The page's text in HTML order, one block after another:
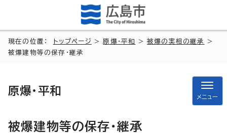
現在の位置： トップページ >原爆・平和 >被爆の実相の継承
>
被爆建物等の保存・継承
原爆・平和
メニュー
被爆建物等の保存・継承